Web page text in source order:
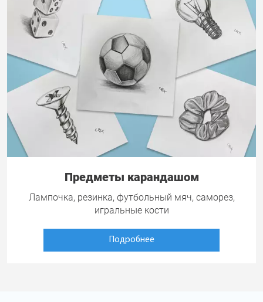
Предметы карандашом
Лампочка, резинка, футбольный мяч, саморез,
игральные кости
Подробнее